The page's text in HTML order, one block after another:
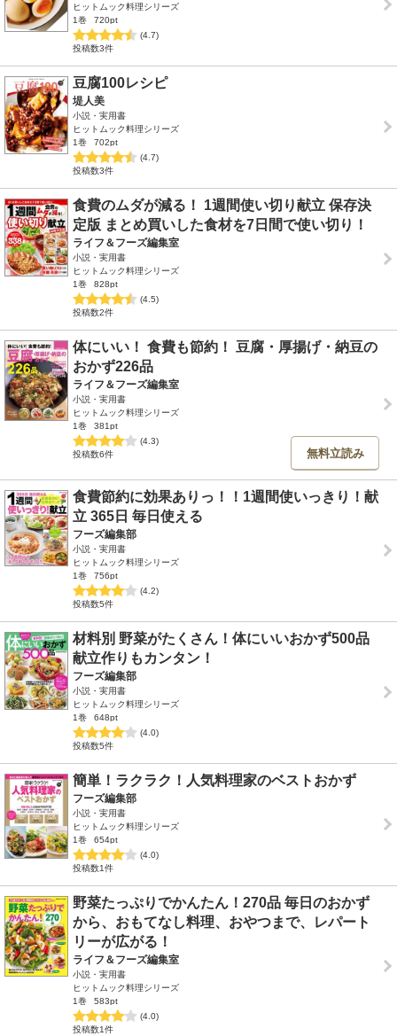
ヒットムック料理シリーズ
1巻
720pt
(4.7)
投稿数3件
豆腐100レシピ
堤人美
小説・実用書
ヒットムック料理シリーズ
1巻
702pt
(4.7)
投稿数3件
食費のムダが減る！ 1週間使い切り献立 保存決
定版 まとめ買いした食材を7日間で使い切り！
ライフ＆フーズ編集室
小説・実用書
ヒットムック料理シリーズ
1巻
828pt
(4.5)
投稿数2件
体にいい！ 食費も節約！ 豆腐・厚揚げ・納豆の
おかず226品
ライフ＆フーズ編集室
小説・実用書
ヒットムック料理シリーズ
1巻
381pt
(4.3)
投稿数6件
無料立読み
食費節約に効果ありっ！！1週間使いっきり！献
立 365日 毎日使える
フーズ編集部
小説・実用書
ヒットムック料理シリーズ
1巻
756pt
(4.2)
投稿数5件
材料別 野菜がたくさん！体にいいおかず500品
献立作りもカンタン！
フーズ編集部
小説・実用書
ヒットムック料理シリーズ
1巻
648pt
(4.0)
投稿数5件
簡単！ラクラク！人気料理家のベストおかず
フーズ編集部
小説・実用書
ヒットムック料理シリーズ
1巻
654pt
(4.0)
投稿数1件
野菜たっぷりでかんたん！270品 毎日のおかず
から、おもてなし料理、おやつまで、レパート
リーが広がる！
ライフ＆フーズ編集室
小説・実用書
ヒットムック料理シリーズ
1巻
583pt
(4.0)
投稿数1件